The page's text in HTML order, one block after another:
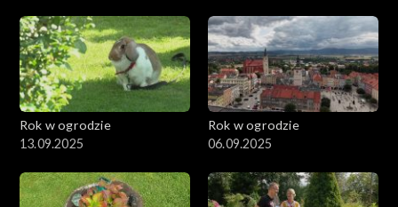
Rok w ogrodzie
13.09.2025
Rok w ogrodzie
06.09.2025